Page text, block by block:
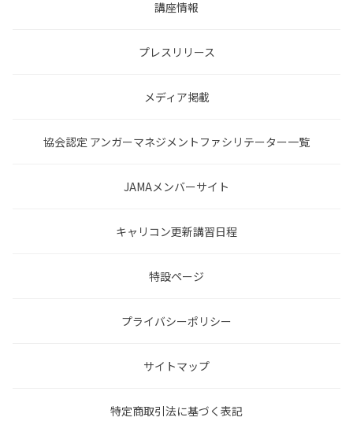
講座情報
プレスリリース
メディア掲載
協会認定 アンガーマネジメントファシリテーター一覧
JAMAメンバーサイト
キャリコン更新講習日程
特設ページ
プライバシーポリシー
サイトマップ
特定商取引法に基づく表記